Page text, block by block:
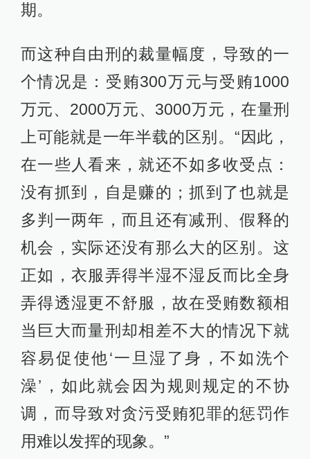
期。
而这种自由刑的裁量幅度，导致的一
个情况是：受贿300万元与受贿1000
万元、2000万元、3000万元，在量刑
上可能就是一年半载的区别。“因此，
在一些人看来，就还不如多收受点：
没有抓到，自是赚的；抓到了也就是
多判一两年，而且还有减刑、假释的
机会，实际还没有那么大的区别。这
正如，衣服弄得半湿不湿反而比全身
弄得透湿更不舒服，故在受贿数额相
当巨大而量刑却相差不大的情况下就
容易促使他‘一旦湿了身，不如洗个
澡’，如此就会因为规则规定的不协
调，而导致对贪污受贿犯罪的惩罚作
用难以发挥的现象。”